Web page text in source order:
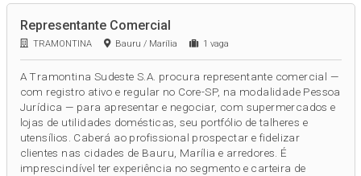
Representante Comercial
TRAMONTINA Bauru / Marília 1 vaga
A Tramontina Sudeste S.A. procura representante comercial —
com registro ativo e regular no Core-SP, na modalidade Pessoa
Jurídica — para apresentar e negociar, com supermercados e
lojas de utilidades domésticas, seu portfólio de talheres e
utensílios. Caberá ao profissional prospectar e fidelizar
clientes nas cidades de Bauru, Marília e arredores. É
imprescindível ter experiência no segmento e carteira de